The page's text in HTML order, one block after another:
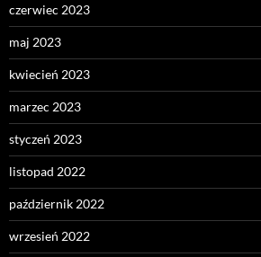
czerwiec 2023
maj 2023
kwiecień 2023
marzec 2023
styczeń 2023
listopad 2022
październik 2022
wrzesień 2022